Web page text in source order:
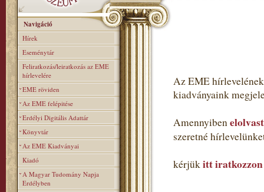
Navigáció
Hírek
Eseménytár
Feliratkozás/leiratkozás az EME
hírlevelére
EME röviden
Az EME felépitése
Erdélyi Digitális Adattár
Könyvtár
Az EME Kiadványai
Kiadó
A Magyar Tudomány Napja
Erdélyben
Az EME
kiadványaink
Amennyiben
szeretné
kérjükitt